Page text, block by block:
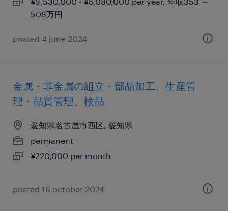
508万円
posted 4 june 2024
金属・非金属の組立・部品加工、生産管
理・品質管理、検品
愛知県名古屋市西区, 愛知県
permanent
¥220,000 per month
posted 16 october 2024